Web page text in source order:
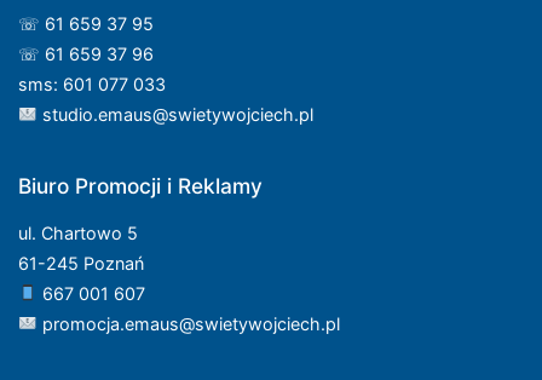
☏ 61 659 37 95
☏ 61 659 37 96
sms: 601 077 033
studio.emaus@swietywojciech.pl
Biuro Promocji i Reklamy
ul. Chartowo 5
61-245 Poznań
667 001 607
promocja.emaus@swietywojciech.pl